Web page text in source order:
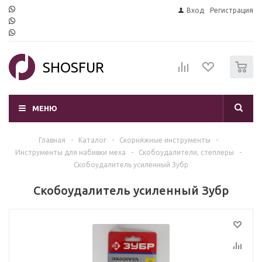
Вход Регистрация
SHOSFUR
МЕНЮ
Главная - Каталог - Скорняжные инструменты
-
Инструменты для набивки меха
- Скобоудалители, степлеры
-
Скобоудалитель усиленный Зубр
Скобоудалитель усиленный Зубр